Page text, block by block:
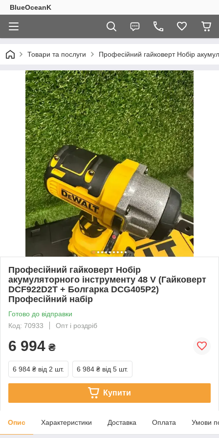
BlueOceanK
Товари та послуги Професійний гайковерт Нобір
Професійний гайковерт Нобір
акумуляторного інструменту 48 V (Гайковерт
DCF922D2T + Болгарка DCG405P2)
Професійний набір
Готово до відправки
Код: 70933
Опт і роздріб
6 994 ₴
6 984 ₴ від 2 шт. 6 984 ₴ від 5 шт.
Купити
Опис Характеристики Доставка Оплата Умови